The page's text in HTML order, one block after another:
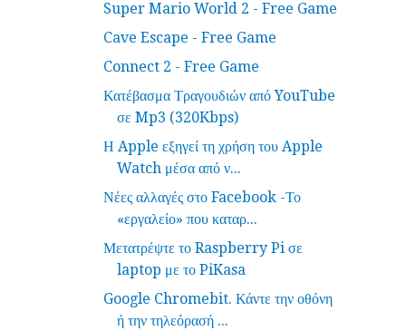
Super Mario World 2 - Free Game
Cave Escape - Free Game
Connect 2 - Free Game
Κατέβασμα Τραγουδιών από YouTube
σε Mp3 (320Kbps)
Η Apple εξηγεί τη χρήση του Apple
Watch μέσα από ν...
Νέες αλλαγές στο Facebook -Το
«εργαλείο» που καταρ...
Μετατρέψτε το Raspberry Pi σε
laptop με το PiKasa
Google Chromebit. Κάντε την οθόνη
ή την τηλεόρασή ...